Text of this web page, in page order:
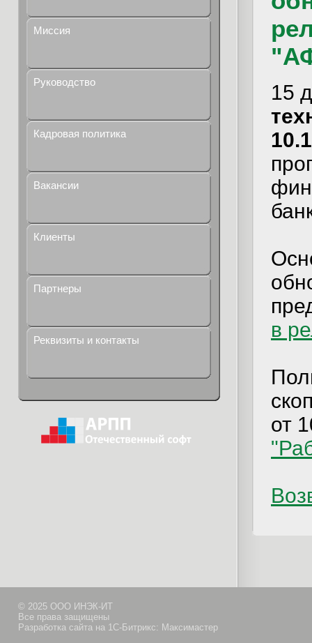
Миссия
Руководство
Кадровая политика
Вакансии
Клиенты
Партнеры
Реквизиты и контакты
15
в
от
© 2025 ООО ИНЭК-ИТ
Все права защищены
Разработка сайта на 1С-Битрикс: Максимастер